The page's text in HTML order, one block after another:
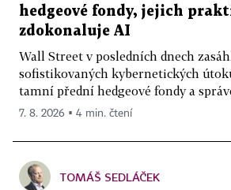
hedgeové fondy, jejich
zdokonaluje AI
Wall Street v posledních dnech
sofistikovaných kybernetických
tamní přední hedgeové fondy a
7. 8. 2026 ▪ 4 min. čtení
TOMÁŠ SEDLÁČEK